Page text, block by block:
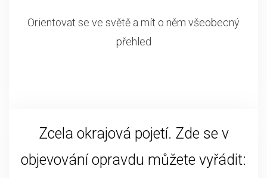
Orientovat se ve světě a mít o něm všeobecný
přehled
Zcela okrajová pojetí. Zde se v
objevování opravdu můžete vyřádit: